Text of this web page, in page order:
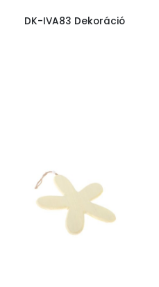
DK-IVA83 Dekoráció